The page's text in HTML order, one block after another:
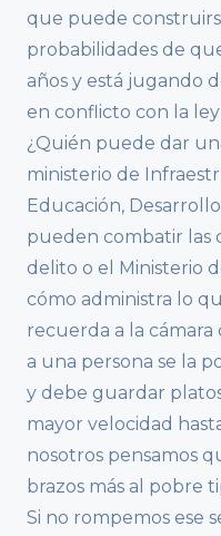
que puede
probabilidades de
años y está jugando
en conflicto con la
¿Quién puede dar
ministerio de
Educación,
pueden combatir las
delito o el Ministerio
cómo administra lo
recuerda a la cámara
a una persona se la
y debe guardar
mayor velocidad
nosotros pensamos
brazos más al pobre
Si no rompemos ese